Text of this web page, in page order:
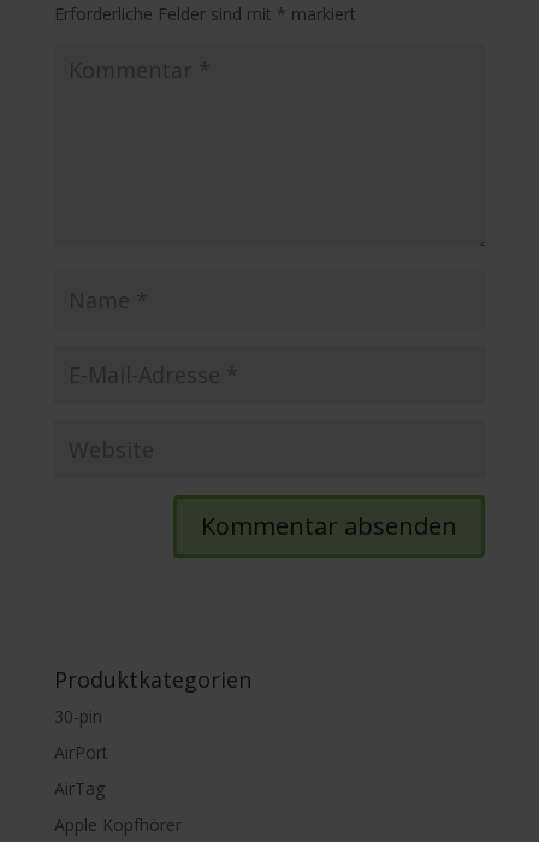
Erforderliche Felder sind mit * markiert
Produktkategorien
30-pin
AirPort
AirTag
Apple Kopfhörer